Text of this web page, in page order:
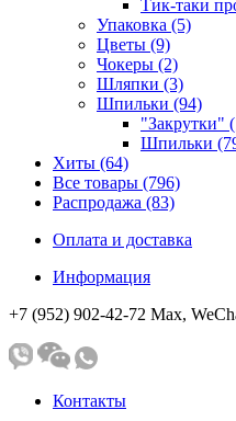
Тик-таки
Упаковка (5)
Цветы (9)
Чокеры (2)
Шляпки (3)
Шпильки (94)
"Закрутки"
Шпильки
Хиты (64)
Все товары (796)
Распродажа (83)
Оплата и доставка
Информация
+7 (952) 902-42-72 Мах,
Контакты